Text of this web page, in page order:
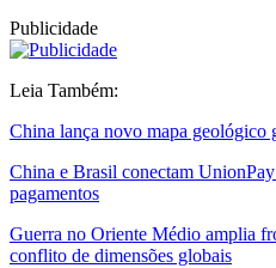
Publicidade
Leia Também:
China lança novo mapa geológico
China e Brasil conectam
pagamentos
Guerra no Oriente Médio amplia
conflito de dimensões globais